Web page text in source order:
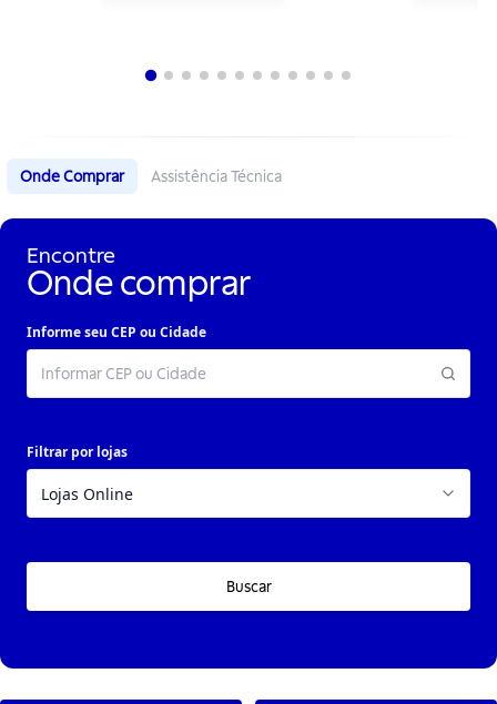
Onde Comprar Assistência Técnica
Encontre
Onde comprar
Informe seu CEP ou Cidade
Filtrar por lojas
Buscar